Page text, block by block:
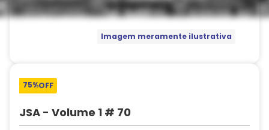
Imagem meramente ilustrativa
75%OFF
JSA - Volume 1 # 70